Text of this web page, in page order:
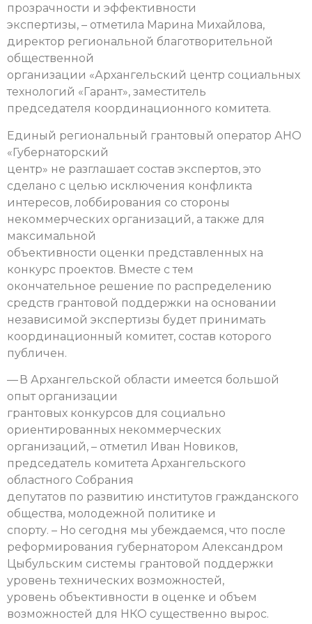
прозрачности и эффективности
экспертизы, – отметила Марина Михайлова,
директор региональной благотворительной
общественной
организации «Архангельский центр социальных
технологий «Гарант», заместитель
председателя координационного комитета.
Единый региональный грантовый оператор АНО
«Губернаторский
центр» не разглашает состав экспертов, это
сделано с целью исключения конфликта
интересов, лоббирования со стороны
некоммерческих организаций, а также для
максимальной
объективности оценки представленных на
конкурс проектов. Вместе с тем
окончательное решение по распределению
средств грантовой поддержки на основании
независимой экспертизы будет принимать
координационный комитет, состав которого
публичен.
— В Архангельской области имеется большой
опыт организации
грантовых конкурсов для социально
ориентированных некоммерческих
организаций, – отметил Иван Новиков,
председатель комитета Архангельского
областного Собрания
депутатов по развитию институтов гражданского
общества, молодежной политике и
спорту. – Но сегодня мы убеждаемся, что после
реформирования губернатором Александром
Цыбульским системы грантовой поддержки
уровень технических возможностей,
уровень объективности в оценке и объем
возможностей для НКО существенно вырос.